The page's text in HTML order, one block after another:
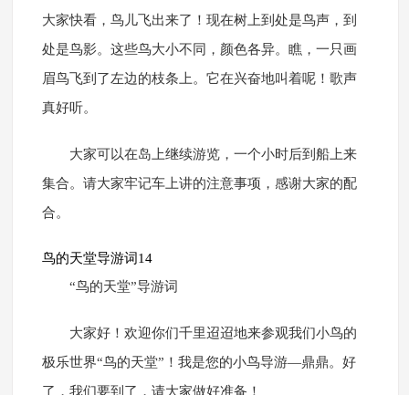
大家快看，鸟儿飞出来了！现在树上到处是鸟声，到
处是鸟影。这些鸟大小不同，颜色各异。瞧，一只画
眉鸟飞到了左边的枝条上。它在兴奋地叫着呢！歌声
真好听。
大家可以在岛上继续游览，一个小时后到船上来
集合。请大家牢记车上讲的注意事项，感谢大家的配
合。
鸟的天堂导游词14
“鸟的天堂”导游词
大家好！欢迎你们千里迢迢地来参观我们小鸟的
极乐世界“鸟的天堂”！我是您的小鸟导游—鼎鼎。好
了，我们要到了，请大家做好准备！